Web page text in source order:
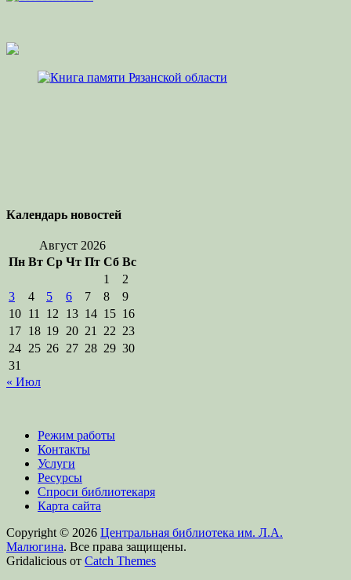
Календарь новостей
Август 2026
Пн Вт Ср Чт Пт Сб Вс
1
2
3
4 5 6 7 8
9
10 11 12 13 14 15 16
17 18 19 20 21 22 23
24 25 26 27 28 29 30
31
« Июл
Режим работы
Контакты
Услуги
Ресурсы
Спроси библиотекаря
Карта сайта
Copyright © 2026 Центральная библиотека им. Л.А.
Малюгина. Все права защищены.
Gridalicious от Catch Themes